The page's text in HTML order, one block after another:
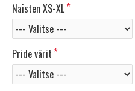
Naisten XS-XL
Pride värit